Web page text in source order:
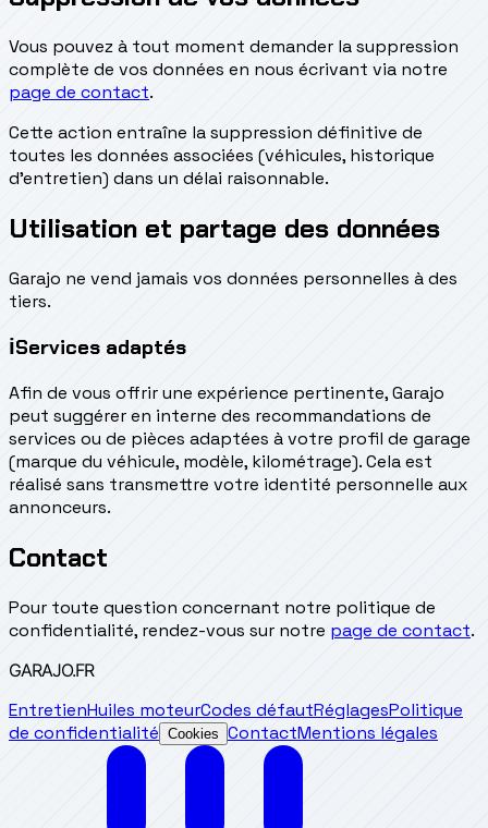
Vous pouvez à tout moment demander la suppression
complète de vos données en nous écrivant via notre
page de contact.
Cette action entraîne la suppression définitive de
toutes les données associées (véhicules, historique
d'entretien) dans un délai raisonnable.
Utilisation et partage des données
Garajo ne vend jamais vos données personnelles à des
tiers.
ℹServices adaptés
Afin de vous offrir une expérience pertinente, Garajo
peut suggérer en interne des recommandations de
services ou de pièces adaptées à votre profil de garage
(marque du véhicule, modèle, kilométrage). Cela est
réalisé sans transmettre votre identité personnelle aux
annonceurs.
Contact
Pour toute question concernant notre politique de
confidentialité, rendez-vous sur notre page de contact.
GARAJO.FR
EntretienHuiles moteurCodes défautRéglagesPolitique
de confidentialité Cookies ContactMentions légales